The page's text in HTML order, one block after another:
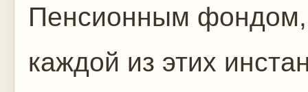
Пенсионным
каждой из этих